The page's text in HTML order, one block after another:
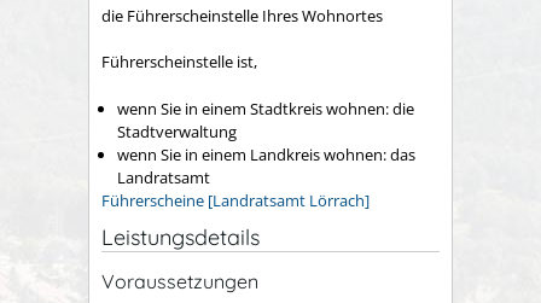
die Führerscheinstelle Ihres Wohnortes
Führerscheinstelle ist,
wenn Sie in einem Stadtkreis wohnen: die
Stadtverwaltung
wenn Sie in einem Landkreis wohnen: das
Landratsamt
Führerscheine [Landratsamt Lörrach]
Leistungsdetails
Voraussetzungen